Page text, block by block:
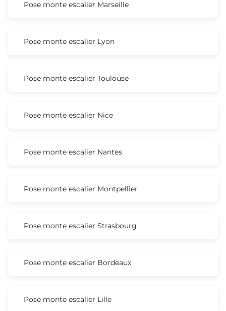
Pose monte escalier Marseille
Pose monte escalier Lyon
Pose monte escalier Toulouse
Pose monte escalier Nice
Pose monte escalier Nantes
Pose monte escalier Montpellier
Pose monte escalier Strasbourg
Pose monte escalier Bordeaux
Pose monte escalier Lille